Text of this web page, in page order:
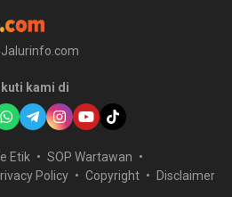
Jalurinfo.com
Ikuti kami di
Etik
SOP Wartawan
Policy Copyright Disclaimer